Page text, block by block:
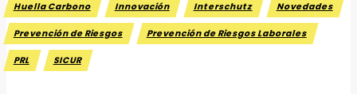
Huella Carbono Innovación Interschutz Novedades
Prevención de Riesgos Prevención de Riesgos Laborales
PRL SICUR